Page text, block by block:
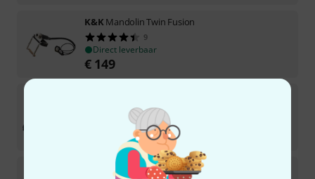
K&K Mandolin Twin Fusion
9
Direct leverbaar
€ 149
21
Direct leverbaar
Pure Piano